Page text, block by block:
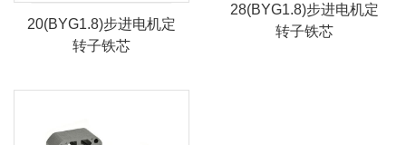
20(BYG1.8)步进电机定
转子铁芯
28(BYG1.8)步进电机定
转子铁芯